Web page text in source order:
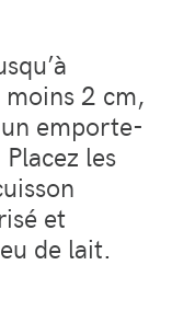
moins 2 cm,
emporte-
les
et
de lait.